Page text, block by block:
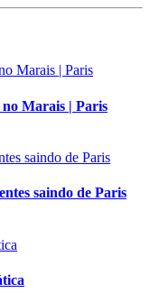
Marais | Paris
saindo de Paris